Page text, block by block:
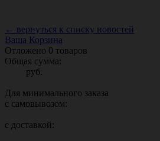
← вернуться к списку новостей
Ваша Корзина
Отложено 0 товаров
Общая сумма:
руб.
Для минимального заказа
с самовывозом:
с доставкой: